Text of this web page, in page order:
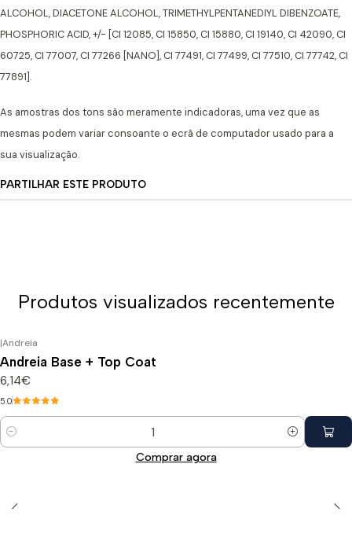
ALCOHOL, DIACETONE ALCOHOL, TRIMETHYLPENTANEDIYL DIBENZOATE,
PHOSPHORIC ACID, +/- [CI 12085, CI 15850, CI 15880, CI 19140, CI 42090, CI
60725, CI 77007, CI 77266 [NANO], CI 77491, CI 77499, CI 77510, CI 77742, CI
77891].
As amostras dos tons são meramente indicadoras, uma vez que as
mesmas podem variar consoante o ecrã de computador usado para a
sua visualização.
PARTILHAR ESTE PRODUTO
Produtos visualizados recentemente
|Andreia
Andreia Base + Top Coat
6,14€
5.0
Quantidade
Comprar agora